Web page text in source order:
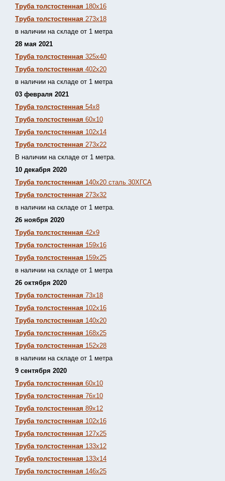
Труба толстостенная 180х16
Труба толстостенная 273х18
в наличии на складе от 1 метра
28 мая 2021
Труба толстостенная 325х40
Труба толстостенная 402х20
в наличии на складе от 1 метра
03 февраля 2021
Труба толстостенная 54х8
Труба толстостенная 60х10
Труба толстостенная 102х14
Труба толстостенная 273х22
В наличии на складе от 1 метра.
10 декабря 2020
Труба толстостенная 140х20 сталь 30ХГСА
Труба толстостенная 273х32
в наличии на складе от 1 метра.
26 ноября 2020
Труба толстостенная 42х9
Труба толстостенная 159х16
Труба толстостенная 159х25
в наличии на складе от 1 метра
26 октября 2020
Труба толстостенная 73х18
Труба толстостенная 102х16
Труба толстостенная 140х20
Труба толстостенная 168х25
Труба толстостенная 152х28
в наличии на складе от 1 метра
9 сентября 2020
Труба толстостенная 60х10
Труба толстостенная 76х10
Труба толстостенная 89х12
Труба толстостенная 102х16
Труба толстостенная 127х25
Труба толстостенная 133х12
Труба толстостенная 133х14
Труба толстостенная 146х25